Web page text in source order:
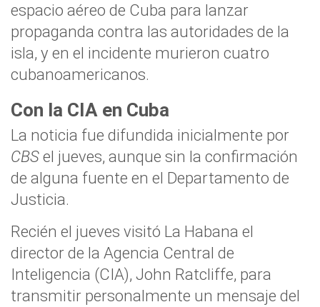
espacio aéreo de Cuba para lanzar
propaganda contra las autoridades de la
isla, y en el incidente murieron cuatro
cubanoamericanos.
Con la CIA en Cuba
La noticia fue difundida inicialmente por
CBSel jueves, aunque sin la confirmación
de alguna fuente en el Departamento de
Justicia.
Recién el jueves visitó La Habana el
director de la Agencia Central de
Inteligencia (CIA), John Ratcliffe, para
transmitir personalmente un mensaje del